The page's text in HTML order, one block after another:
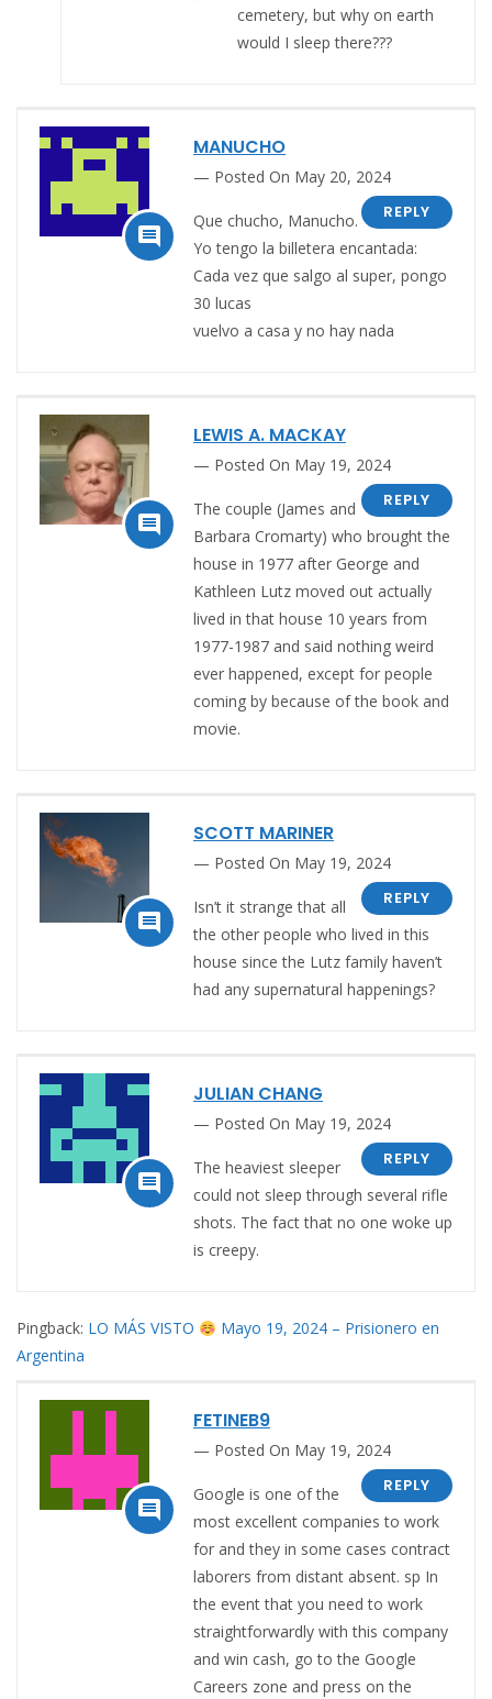
cemetery, but why on earth
would I sleep there???

MANUCHO
Posted On May 20, 2024
REPLY
Que chucho, Manucho.
Yo tengo la billetera encantada:
Cada vez que salgo al super, pongo
30 lucas
vuelvo a casa y no hay nada

LEWIS A. MACKAY
Posted On May 19, 2024
REPLY
The couple (James and
Barbara Cromarty) who brought the
house in 1977 after George and
Kathleen Lutz moved out actually
lived in that house 10 years from
1977-1987 and said nothing weird
ever happened, except for people
coming by because of the book and
movie.

SCOTT MARINER
Posted On May 19, 2024
REPLY
Isn’t it strange that all
the other people who lived in this
house since the Lutz family haven’t
had any supernatural happenings?

JULIAN CHANG
Posted On May 19, 2024
REPLY
The heaviest sleeper
could not sleep through several rifle
shots. The fact that no one woke up
is creepy.
Pingback: LO MÁS VISTO
Mayo 19, 2024 – Prisionero en
Argentina

FETINEB9
Posted On May 19, 2024
REPLY
Google is one of the
most excellent companies to work
for and they in some cases contract
laborers from distant absent. sp In
the event that you need to work
straightforwardly with this company
and win cash, go to the Google
Careers zone and press on the